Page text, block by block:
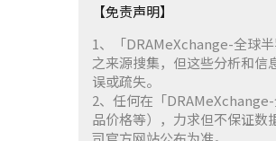
【免责声明】
1、「DRAMeXchange-全球
之来源搜集，但这些分析和信
误或疏失。
2、任何在「
品价格等），力求但不保证数